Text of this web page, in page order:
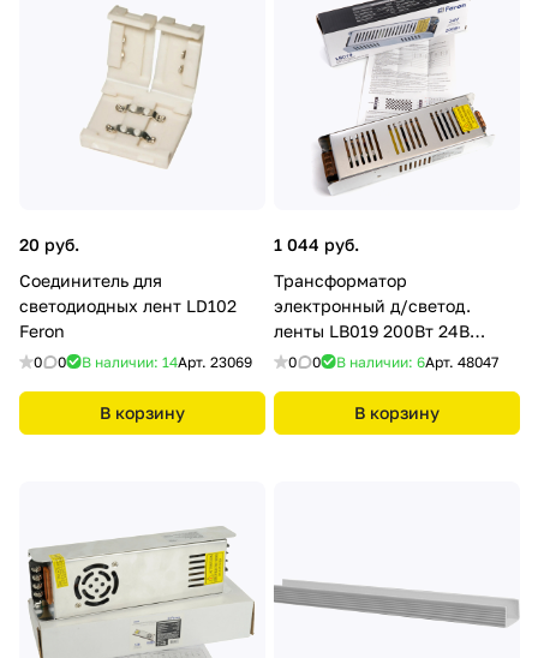
20 руб.
Соединитель для
светодиодных лент LD102
Feron
0 0 В наличии: 14Арт. 23069
В корзину
1 044 руб.
Трансформатор
электронный д/светод.
ленты LB019 200Вт 24В
(драйвер) Feron
0 0 В наличии: 6Арт. 48047
В корзину